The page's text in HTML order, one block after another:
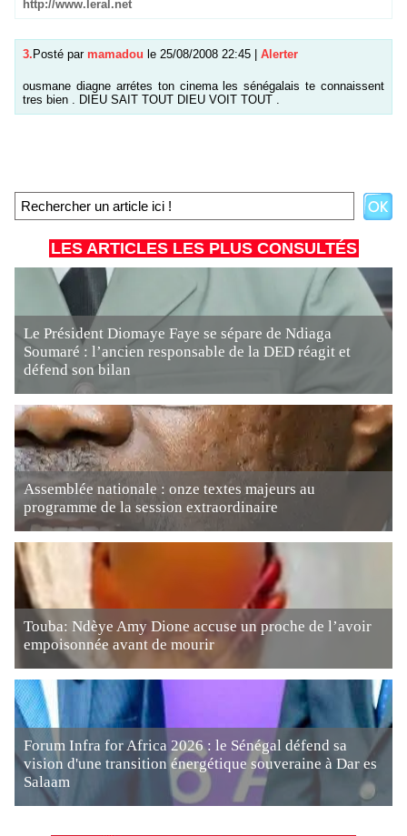
http://www.leral.net
3. Posté par mamadou le 25/08/2008 22:45 Alerter
ousmane diagne arrétes ton cinema les sénégalais te connaissent
tres bien . DIEU SAIT TOUT DIEU VOIT TOUT .
LES ARTICLES LES PLUS CONSULTÉS
Le Président Diomaye Faye se sépare de Ndiaga
Soumaré : l’ancien responsable de la DED réagit et
défend son bilan
Assemblée nationale : onze textes majeurs au
programme de la session extraordinaire
Touba: Ndèye Amy Dione accuse un proche de l’avoir
empoisonnée avant de mourir
Forum Infra for Africa 2026 : le Sénégal défend sa
vision d'une transition énergétique souveraine à Dar es
Salaam